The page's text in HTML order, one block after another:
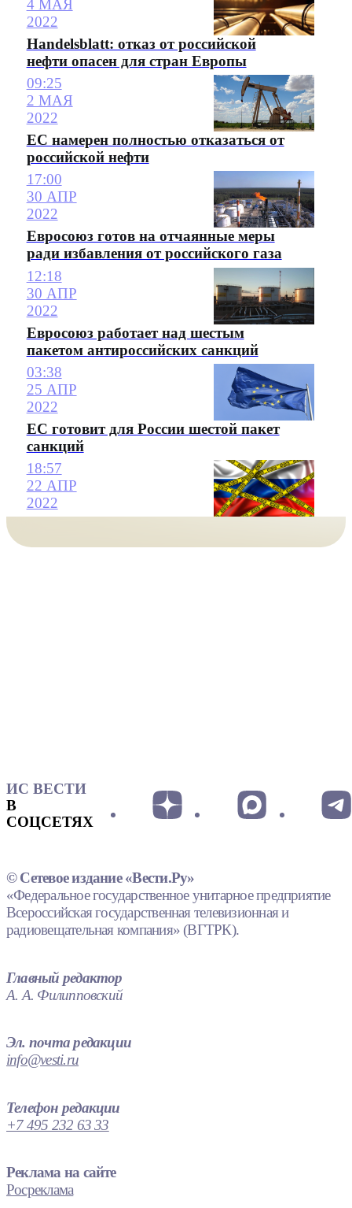
4 МАЯ
2022
Handelsblatt: отказ от российской
нефти опасен для стран Европы
09:25
2 МАЯ
2022
ЕС намерен полностью отказаться от
российской нефти
17:00
30 АПР
2022
Евросоюз готов на отчаянные меры
ради избавления от российского газа
12:18
30 АПР
2022
Евросоюз работает над шестым
пакетом антироссийских санкций
03:38
25 АПР
2022
ЕС готовит для России шестой пакет
санкций
18:57
22 АПР
2022
ИС ВЕСТИ
В
СОЦСЕТЯХ
© Сетевое издание «Вести.Ру»
«Федеральное государственное унитарное предприятие
Всероссийская государственная телевизионная и
радиовещательная компания» (ВГТРК).
Главный редактор
А. А. Филипповский
Эл. почта редакции
info@vesti.ru
Телефон редакции
+7 495 232 63 33
Реклама на сайте
Росреклама